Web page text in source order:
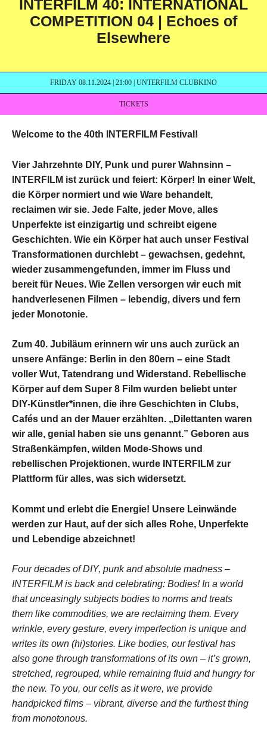
INTERFILM 40: INTERNATIONAL
COMPETITION 04 | Echoes of
Elsewhere
FRIDAY 08.11.2024 | 21:00 | UNTERFILM CLUBKINO
TICKETS
Welcome to the 40th INTERFILM Festival!
Vier Jahrzehnte DIY, Punk und purer Wahnsinn –
INTERFILM ist zurück und feiert: Körper! In einer Welt,
die Körper normiert und wie Ware behandelt,
reclaimen wir sie. Jede Falte, jeder Move, alles
Unperfekte ist einzigartig und schreibt eigene
Geschichten. Wie ein Körper hat auch unser Festival
Transformationen durchlebt – gewachsen, gedehnt,
wieder zusammengefunden, immer im Fluss und
bereit für Neues. Wie Zellen versorgen wir euch mit
handverlesenen Filmen – lebendig, divers und fern
jeder Monotonie.
Zum 40. Jubiläum erinnern wir uns auch zurück an
unsere Anfänge: Berlin in den 80ern – eine Stadt
voller Wut, Tatendrang und Widerstand. Rebellische
Körper auf dem Super 8 Film wurden beliebt unter
DIY-Künstler*innen, die ihre Geschichten in Clubs,
Cafés und an der Mauer erzählten. „Dilettanten waren
wir alle, genial haben sie uns genannt.” Geboren aus
Straßenkämpfen, wilden Mode-Shows und
rebellischen Projektionen, wurde INTERFILM zur
Plattform für alles, was sich widersetzt.
Kommt und erlebt die Energie! Unsere Leinwände
werden zur Haut, auf der sich alles Rohe, Unperfekte
und Lebendige abzeichnet!
Four decades of DIY, punk and absolute madness –
INTERFILM is back and celebrating: Bodies! In a world
that unceasingly subjects bodies to norms and treats
them like commodities, we are reclaiming them. Every
wrinkle, every gesture, every imperfection is unique and
writes its own (hi)stories. Like bodies, our festival has
also gone through transformations of its own – it’s grown,
stretched, regrouped, while remaining fluid and hungry for
the new. To you, our cells as it were, we provide
handpicked films – vibrant, diverse and the furthest thing
from monotonous.